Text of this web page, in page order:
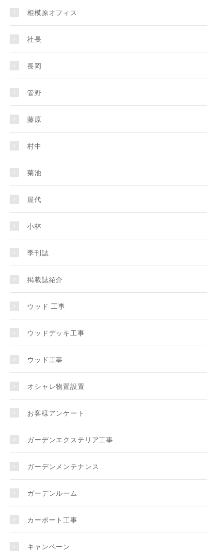
相模原オフィス
社長
長岡
管野
藤原
村中
菊池
屋代
小林
季刊誌
掲載誌紹介
ウッド 工事
ウッドデッキ工事
ウッド工事
オシャレ物置設置
お客様アンケート
ガーデンエクステリア工事
ガーデンメンテナンス
ガーデンルーム
カーポート工事
キャンペーン